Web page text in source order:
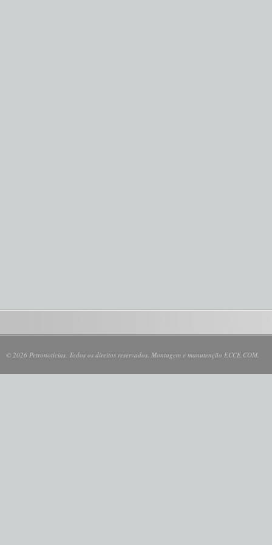
© 2026 Petronotícias. Todos os direitos reservados. Montagem e manutenção ECCE.COM.